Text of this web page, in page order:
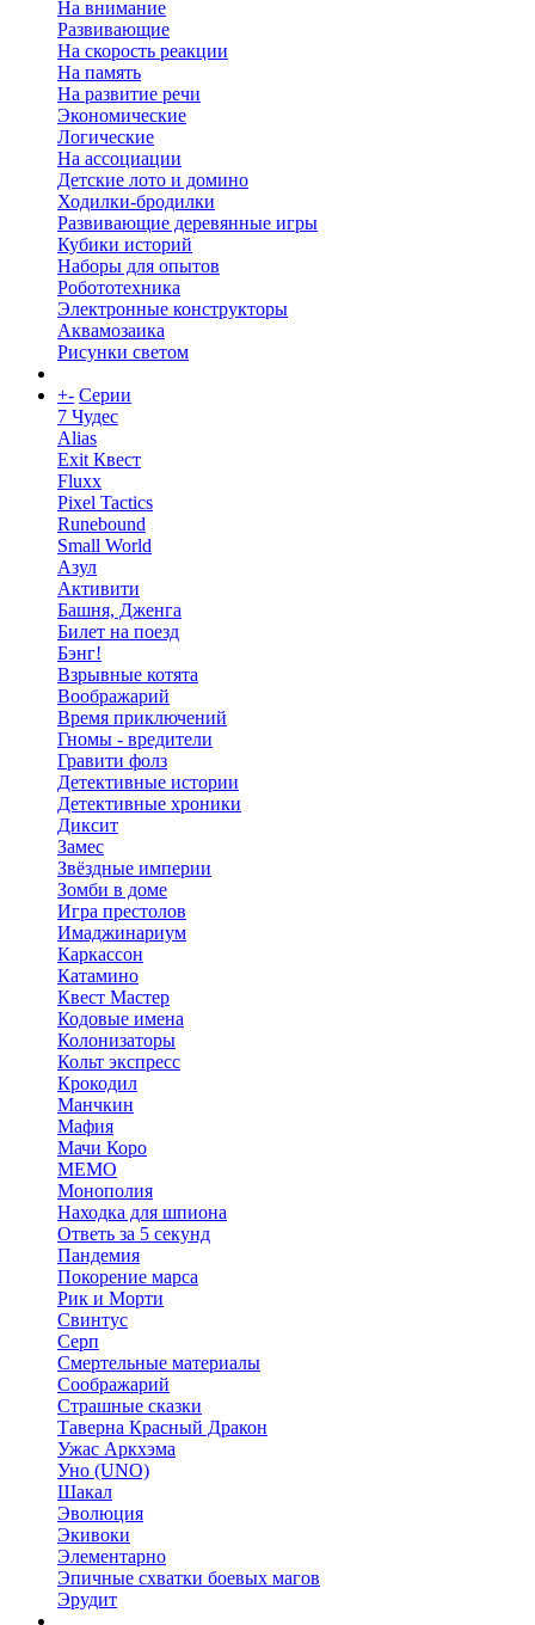
На внимание
Развивающие
На скорость реакции
На память
На развитие речи
Экономические
Логические
На ассоциации
Детские лото и домино
Ходилки-бродилки
Развивающие деревянные игры
Кубики историй
Наборы для опытов
Робототехника
Электронные конструкторы
Аквамозаика
Рисунки светом
+- Серии
7 Чудес
Alias
Exit Квест
Fluxx
Pixel Tactics
Runebound
Small World
Азул
Активити
Башня, Дженга
Билет на поезд
Бэнг!
Взрывные котята
Воображарий
Время приключений
Гномы - вредители
Гравити фолз
Детективные истории
Детективные хроники
Диксит
Замес
Звёздные империи
Зомби в доме
Игра престолов
Имаджинариум
Каркассон
Катамино
Квест Мастер
Кодовые имена
Колонизаторы
Кольт экспресс
Крокодил
Манчкин
Мафия
Мачи Коро
МЕМО
Монополия
Находка для шпиона
Ответь за 5 секунд
Пандемия
Покорение марса
Рик и Морти
Свинтус
Серп
Смертельные материалы
Соображарий
Страшные сказки
Таверна Красный Дракон
Ужас Аркхэма
Уно (UNO)
Шакал
Эволюция
Экивоки
Элементарно
Эпичные схватки боевых магов
Эрудит